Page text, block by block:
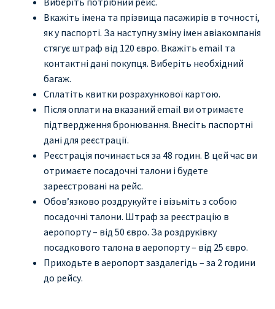
Вкажіть імена та прізвища пасажирів в точності,
як у паспорті. За наступну зміну імен авіакомпанія
стягує штраф від 120 євро. Вкажіть email та
контактні дані покупця. Виберіть необхідний
багаж.
Сплатіть квитки розрахункової картою.
Після оплати на вказаний email ви отримаєте
підтвердження бронювання. Внесіть паспортні
дані для реєстрації.
Реєстрація починається за 48 годин. В цей час ви
отримаєте посадочні талони і будете
зареєстровані на рейс.
Обов’язково роздрукуйте і візьміть з собою
посадочні талони. Штраф за реєстрацію в
аеропорту – від 50 євро. За роздруківку
посадкового талона в аеропорту – від 25 євро.
Приходьте в аеропорт заздалегідь – за 2 години
до рейсу.